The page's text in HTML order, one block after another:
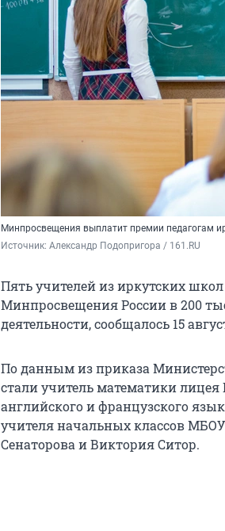
Минпросвещения выплатит премии педагогам
Источник: Александр Подопригора / 161.RU
Пять учителей из иркутских
Минпросвещения России в 200
деятельности, сообщалось 15
По данным из приказа
стали учитель математики
английского и французского
учителя начальных классов
Сенаторова и Виктория Ситор.